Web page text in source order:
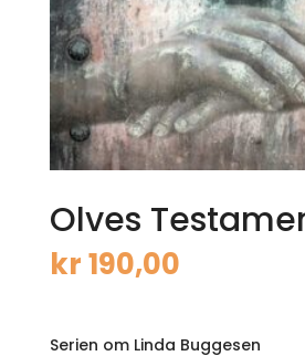
Olves
kr190,00
Serien om Linda Buggesen